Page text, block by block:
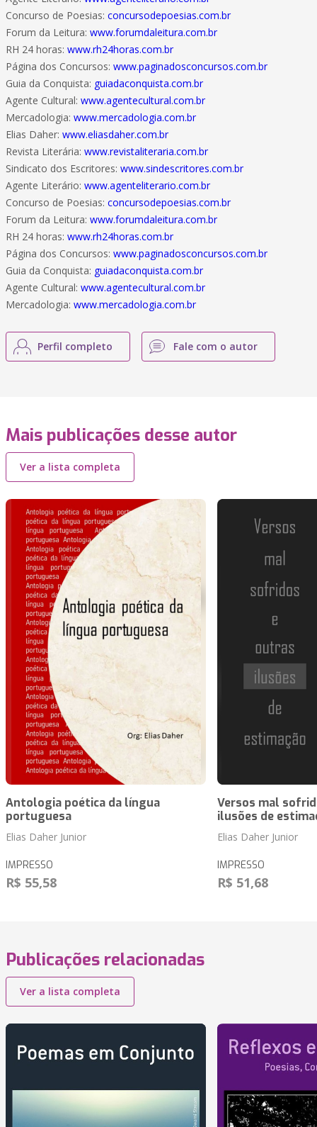
Concurso de Poesias: concursodepoesias.com.br
Forum da Leitura: www.forumdaleitura.com.br
RH 24 horas: www.rh24horas.com.br
Página dos Concursos: www.paginadosconcursos.com.br
Guia da Conquista: guiadaconquista.com.br
Agente Cultural: www.agentecultural.com.br
Mercadologia: www.mercadologia.com.br
Elias Daher: www.eliasdaher.com.br
Revista Literária: www.revistaliteraria.com.br
Sindicato dos Escritores: www.sindescritores.com.br
Agente Literário: www.agenteliterario.com.br
Concurso de Poesias: concursodepoesias.com.br
Forum da Leitura: www.forumdaleitura.com.br
RH 24 horas: www.rh24horas.com.br
Página dos Concursos: www.paginadosconcursos.com.br
Guia da Conquista: guiadaconquista.com.br
Agente Cultural: www.agentecultural.com.br
Mercadologia: www.mercadologia.com.br
Perfil completo Fale com o autor
Mais publicações desse autor
Ver a lista completa
Antologia poética da língua
portuguesa
Elias Daher Junior
IMPRESSO
R$ 55,58
Versos mal
ilusões de
Elias Daher Junior
IMPRESSO
R$ 51,68
Publicações relacionadas
Ver a lista completa